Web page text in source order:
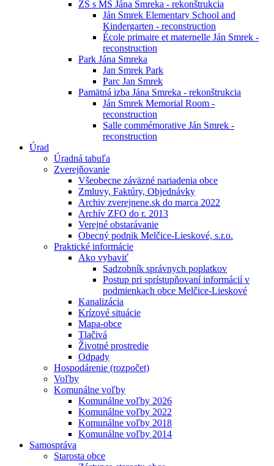
ZŠ s MŠ Jána Smreka - rekonštrukcia
Ján Smrek Elementary School and
Kindergarten - reconstruction
École primaire et maternelle Ján Smrek -
reconstruction
Park Jána Smreka
Jan Smrek Park
Parc Jan Smrek
Pamätná izba Jána Smreka - rekonštrukcia
Ján Smrek Memorial Room -
reconstruction
Salle commémorative Ján Smrek -
reconstruction
Úrad
Úradná tabuľa
Zverejňovanie
Všeobecne záväzné nariadenia obce
Zmluvy, Faktúry, Objednávky
Archiv zverejnene.sk do marca 2022
Archív ZFO do r. 2013
Verejné obstarávanie
Obecný podnik Melčice-Lieskové, s.r.o.
Praktické informácie
Ako vybaviť
Sadzobník správnych poplatkov
Postup pri sprístupňovaní informácií v
podmienkach obce Melčice-Lieskové
Kanalizácia
Krízové situácie
Mapa-obce
Tlačivá
Životné prostredie
Odpady
Hospodárenie (rozpočet)
Voľby
Komunálne voľby
Komunálne voľby 2026
Komunálne voľby 2022
Komunálne voľby 2018
Komunálne voľby 2014
Samospráva
Starosta obce